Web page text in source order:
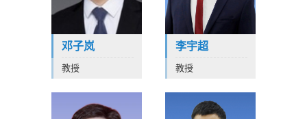
邓子岚
教授
李宇超
教授